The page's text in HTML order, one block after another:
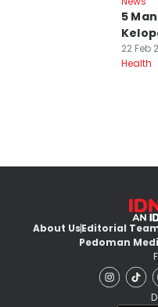
5
22 Feb
Health
About UsEditorial
Pedoman